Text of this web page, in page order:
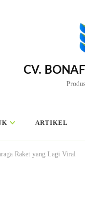
CV.
ARTIKEL
Raket yang Lagi Viral